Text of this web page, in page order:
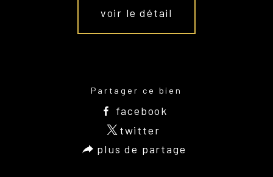
voir le détail
Partager ce bien
facebook
twitter
plus de partage